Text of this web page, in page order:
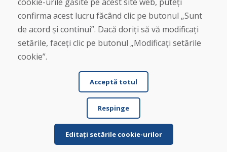
Contact
Cumpărare
Livrare și plată
Plângere
Retur și schimb de mărfuri
Protecția datelor cu caracter personal
confirma acest lucru făcând clic pe butonul „Sunt
de acord și continui”. Dacă doriți să vă modificați
setările, faceți clic pe butonul „Modificați setările
cookie”.
Acceptă totul
Respinge
Editați setările cookie-urilor